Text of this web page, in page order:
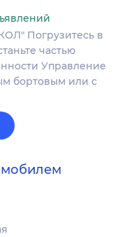
Погрузитесь в
частью
Управление
бортовым или с